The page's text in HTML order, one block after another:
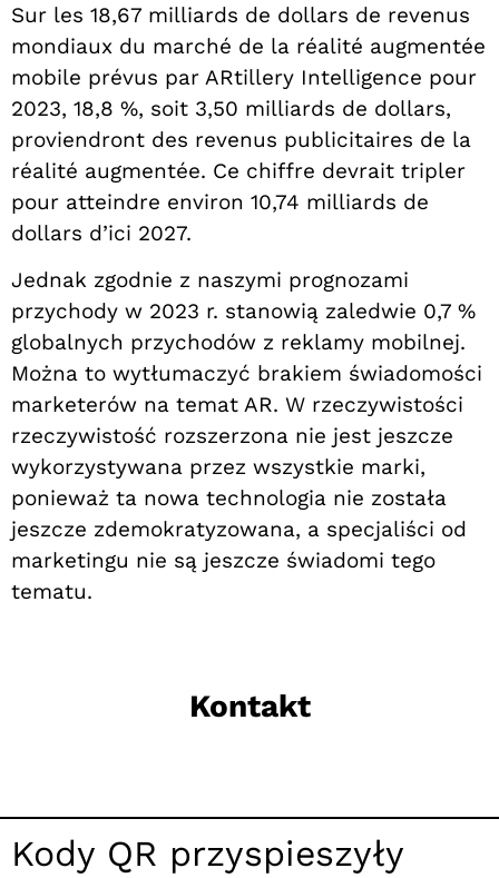
Sur les 18,67 milliards de dollars de revenus
mondiaux du marché de la réalité augmentée
mobile prévus par ARtillery Intelligence pour
2023, 18,8 %, soit 3,50 milliards de dollars,
proviendront des revenus publicitaires de la
réalité augmentée. Ce chiffre devrait tripler
pour atteindre environ 10,74 milliards de
dollars d’ici 2027.
Jednak zgodnie z naszymi prognozami
przychody w 2023 r. stanowią zaledwie 0,7 %
globalnych przychodów z reklamy mobilnej.
Można to wytłumaczyć brakiem świadomości
marketerów na temat AR. W rzeczywistości
rzeczywistość rozszerzona nie jest jeszcze
wykorzystywana przez wszystkie marki,
ponieważ ta nowa technologia nie została
jeszcze zdemokratyzowana, a specjaliści od
marketingu nie są jeszcze świadomi tego
tematu.
Kontakt
Kody QR przyspieszyły